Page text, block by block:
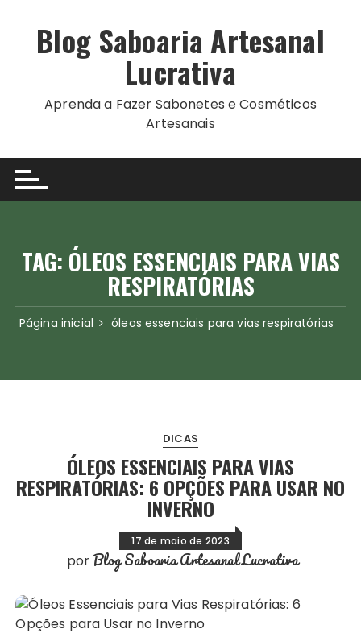
Blog Saboaria Artesanal
Lucrativa
Aprenda a Fazer Sabonetes e Cosméticos
Artesanais
TAG: ÓLEOS ESSENCIAIS PARA VIAS
RESPIRATÓRIAS
Página inicial óleos essenciais para vias respiratórias
DICAS
ÓLEOS ESSENCIAIS PARA VIAS
RESPIRATÓRIAS: 6 OPÇÕES PARA USAR NO
INVERNO
17 de maio de 2023
por Blog Saboaria Artesanal Lucrativa